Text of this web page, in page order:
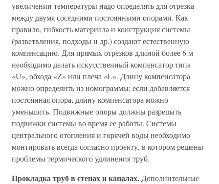
увеличении температуры надо определять для отрезка
между двумя соседними постоянными опорами. Как
правило, гибкость материала и конструкция системы
(разветвления, подходы и др.) создают естественную
компенсацию. Для прямых отрезков длиной более 6 м
необходимо делать искусственный компенсатор типа
«U», обхода «Z» или плеча «L». Длину компенсатора
можно определить из номограммы; если добавляется
постоянная опора, длину компенсатора можно
уменьшить. Подвижные опоры должны разрешать
подвижки системы во время ее работы. Системы
центрального отопления и горячей воды необходимо
монтировать всегда согласно проекту, в котором решены
проблемы термического удлинения труб.
Прокладка труб в стенах и каналах. Дополнительные